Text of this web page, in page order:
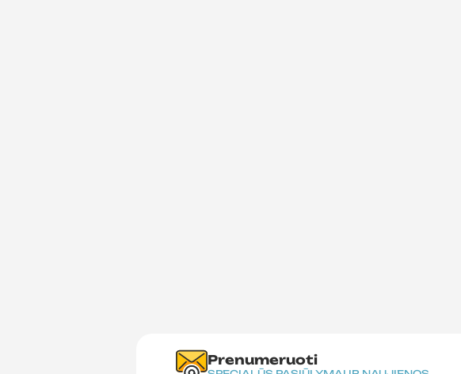
Prenumeruoti